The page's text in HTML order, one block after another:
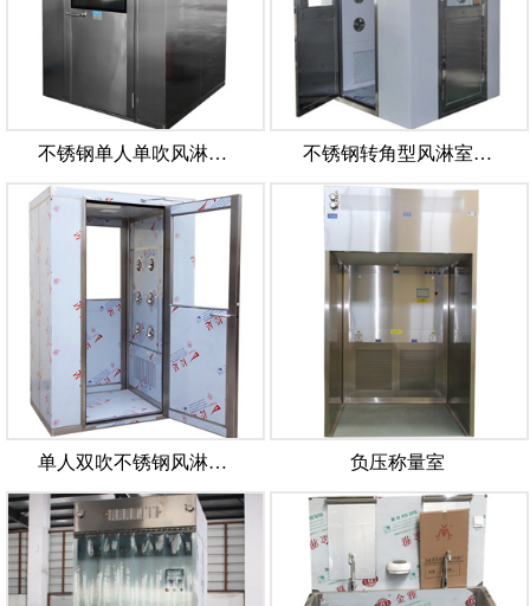
不锈钢单人单吹风淋… 不锈钢转角型风淋室…
单人双吹不锈钢风淋… 负压称量室